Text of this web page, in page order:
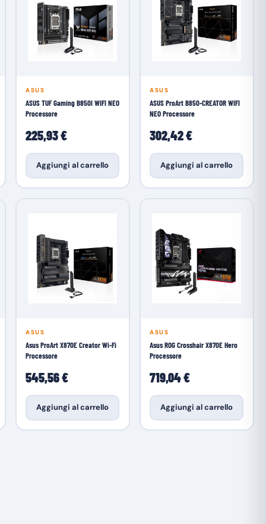
ASUS
ASUS TUF Gaming B850I WIFI NEO
Processore
225,93 €
Aggiungi al carrello
ASUS
ASUS ProArt B850-CREATOR WIFI
NEO Processore
302,42 €
Aggiungi al carrello
ASUS
Asus ProArt X870E Creator Wi-Fi
Processore
545,56 €
Aggiungi al carrello
ASUS
Asus ROG Crosshair X870E Hero
Processore
719,04 €
Aggiungi al carrello